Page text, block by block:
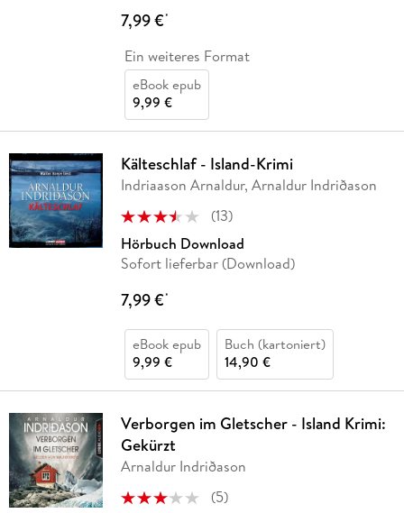
7,99 €*
Ein weiteres Format
eBook epub
9,99 €
Kälteschlaf - Island-Krimi
Indriaason Arnaldur, Arnaldur Indriðason
(13)
Hörbuch Download
Sofort lieferbar (Download)
7,99 €*
eBook epub
9,99 €
Buch (kartoniert)
14,90 €
Verborgen im Gletscher - Island Krimi:
Gekürzt
Arnaldur Indriðason
(5)